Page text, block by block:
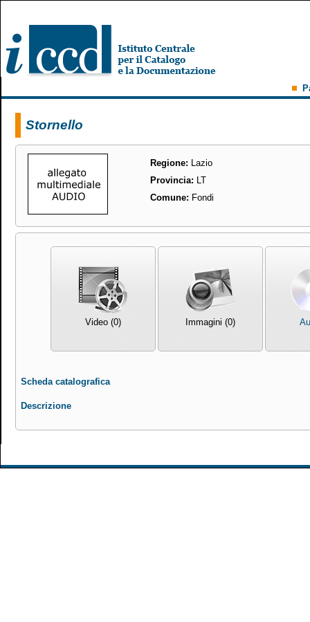
Stornello
Regione: Lazio
Provincia: LT
Comune: Fondi
Video (0) Immagini (0)
Scheda catalografica
Descrizione